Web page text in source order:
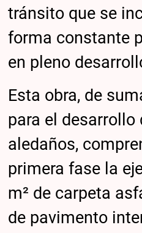
tránsito que se
forma constante
en pleno
Esta obra, de
para el desarrollo
aledaños,
primera fase la
m² de carpeta
de pavimento